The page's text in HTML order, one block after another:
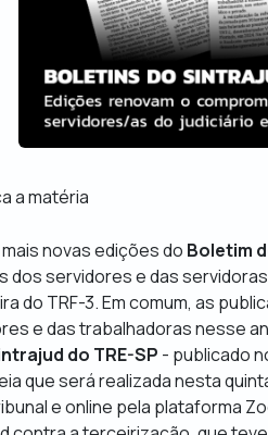
a matéria
novas edições do Boletim
servidores e das servidoras
do TRF-3. Em comum, as
e das trabalhadoras nesse
do TRE-SP - publicado
que será realizada nesta
e online pela plataforma